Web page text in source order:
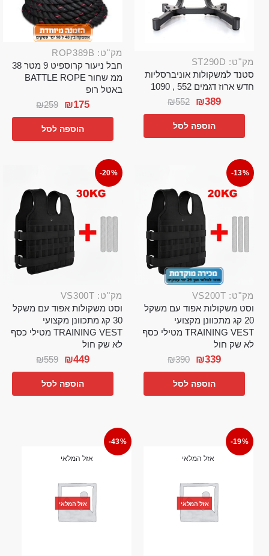
מק"ט: ST290D
סטנד למשקולות אוניברסליות
חדש ארוז דגמים 552 , 1090
₪552 ₪389
הוספה לסל
מק"ט: ROP389B
חבל ניעור קרוספיט 9 מטר 38
ממ שחור BATTLE ROPE
באטל רופ
₪259 ₪175
הוספה לסל
-13%
מק"ט: VS200T
וסט משקולות אפוד עם משקל
20 קג מתכוונן מקצועי
TRAINING VEST מטילי כסף
לא שק חול
₪390 ₪339
הוספה לסל
-20%
מק"ט: VS300T
וסט משקולות אפוד עם משקל
30 קג מתכוונן מקצועי
TRAINING VEST מטילי כסף
לא שק חול
₪559 ₪449
הוספה לסל
-19%
אזל המלאי
אזל המלאי
-43%
אזל המלאי
אזל המלאי